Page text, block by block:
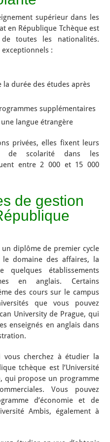
supérieur dans les
en République Tchèque est
toutes les nationalités.
:
durée des études après
supplémentaires
langue étrangère
privées, elles fixent leurs
de scolarité dans les
entre 2 000 et 15 000
de gestion
diplôme de premier cycle
domaine des affaires, la
quelques établissements
en anglais. Certains
des cours sur le campus
que vous pouvez
University de Prague, qui
enseignés en anglais dans
cherchez à étudier la
tchèque est l’Université
qui propose un programme
Vous pouvez
d’économie et de
Ambis, également à